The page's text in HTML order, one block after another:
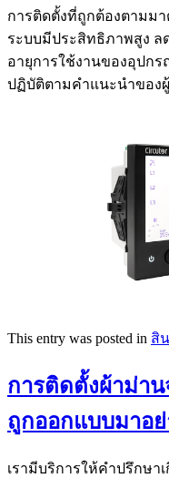
การติดตั้งที่ถูกต้องตามมา
ระบบมีประสิทธิภาพสูง ล
อายุการใช้งานของอุปก
ปฏิบัติตามคำแนะนำของ
This entry was posted in สิ
การติดตั้งผ้าม่า
ถูกออกแบบมาอ
เรามีบริการให้คำปรึกษา